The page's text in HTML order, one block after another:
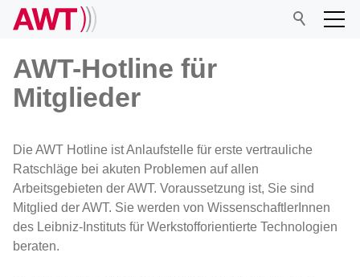
AWT
Vorstand
Verwaltungsrat
Wissenschaftlicher Beirat
AWT-Hotline für
Mitglieder
Die AWT Hotline ist Anlaufstelle für erste vertrauliche
Ratschläge bei akuten Problemen auf allen
Arbeitsgebieten der AWT. Voraussetzung ist, Sie sind
Mitglied der AWT. Sie werden von WissenschaftlerInnen
des Leibniz-Instituts für Werkstofforientierte Technologien
beraten.